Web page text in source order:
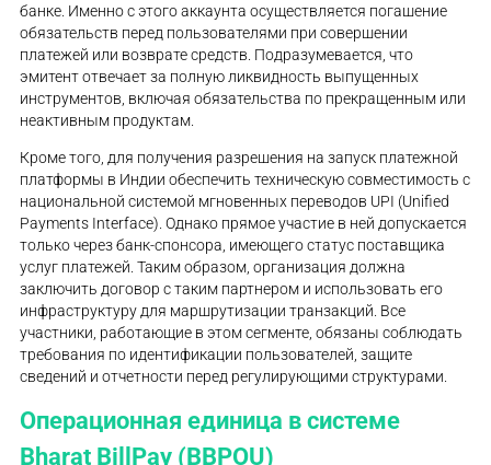
банке. Именно с этого аккаунта осуществляется погашение
обязательств перед пользователями при совершении
платежей или возврате средств. Подразумевается, что
эмитент отвечает за полную ликвидность выпущенных
инструментов, включая обязательства по прекращенным или
неактивным продуктам.
Кроме того, для получения разрешения на запуск платежной
платформы в Индии обеспечить техническую совместимость с
национальной системой мгновенных переводов UPI (Unified
Payments Interface). Однако прямое участие в ней допускается
только через банк-спонсора, имеющего статус поставщика
услуг платежей. Таким образом, организация должна
заключить договор с таким партнером и использовать его
инфраструктуру для маршрутизации транзакций. Все
участники, работающие в этом сегменте, обязаны соблюдать
требования по идентификации пользователей, защите
сведений и отчетности перед регулирующими структурами.
Операционная единица в системе
Bharat BillPay (BBPOU)